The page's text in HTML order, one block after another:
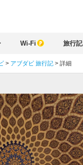
Wi-Fi 旅行記
> アブダビ 旅行記 > 詳細